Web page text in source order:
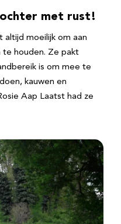
met rust!
altijd moeilijk om aan
te houden. Ze pakt
is om mee te
kauwen en
Aap Laatst had ze